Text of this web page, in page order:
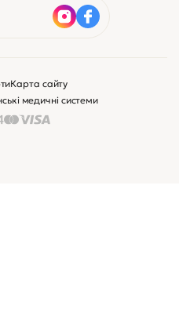
медичні системи
Карта сайту